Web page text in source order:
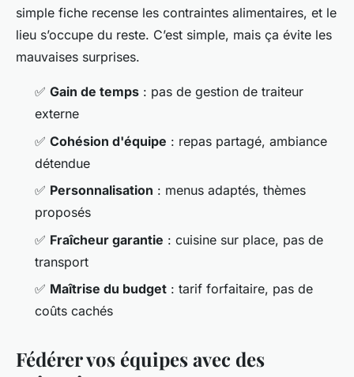
simple fiche recense les contraintes alimentaires, et le
lieu s’occupe du reste. C’est simple, mais ça évite les
mauvaises surprises.
✅ Gain de temps : pas de gestion de traiteur
externe
✅ Cohésion d'équipe : repas partagé, ambiance
détendue
✅ Personnalisation : menus adaptés, thèmes
proposés
✅ Fraîcheur garantie : cuisine sur place, pas de
transport
✅ Maîtrise du budget : tarif forfaitaire, pas de
coûts cachés
Fédérer vos équipes avec des